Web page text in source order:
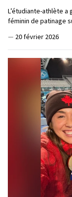
L’étudiante-athlète a
féminin de patinage
— 20 février 2026